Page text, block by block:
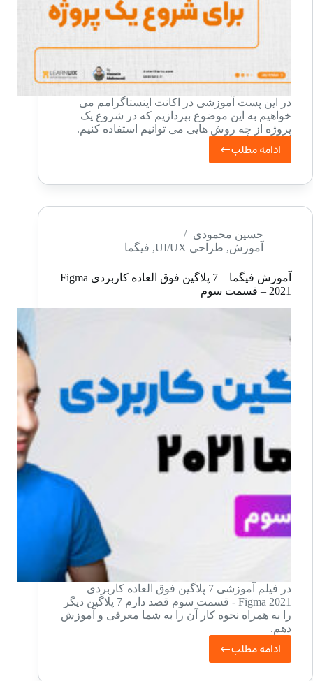
در این پست آموزشی در اکانت اینستاگرامم می
خواهیم به این موضوع بپردازیم که در شروع یک
پروژه از چه روش هایی می توانیم استفاده کنیم.
ادامه مطلبپرطرفدارترین
شروع
پروژه
حسین محمودی
آموزش, طراحی UI/UX , فیگما
آموزش فیگما – 7 پلاگین فوق العاده کاربردی Figma
2021 – قسمت سوم
در فیلم آموزشی 7 پلاگین فوق العاده کاربردی
Figma 2021 - قسمت سوم قصد دارم 7 پلاگین دیگر
را به همراه نحوه کار آن را به شما معرفی و آموزش
دهم.
ادامه مطلب
آموزش